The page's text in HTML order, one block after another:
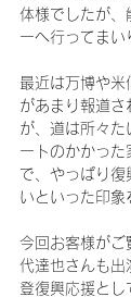
体様でしたが、
ーへ行ってまい
最近は万博や米
があまり報道さ
が、道は所々た
ートのかかった
で、やっぱり復
いといった印象
今回お客様がご
代達也さんも出
登復興応援とし